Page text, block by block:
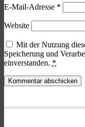
E-Mail-Adresse *
Website
Mit der Nutzung
Speicherung und
einverstanden. *